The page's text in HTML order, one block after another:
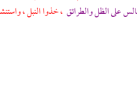
على الظل والطرائق ، خذوا النبل ،